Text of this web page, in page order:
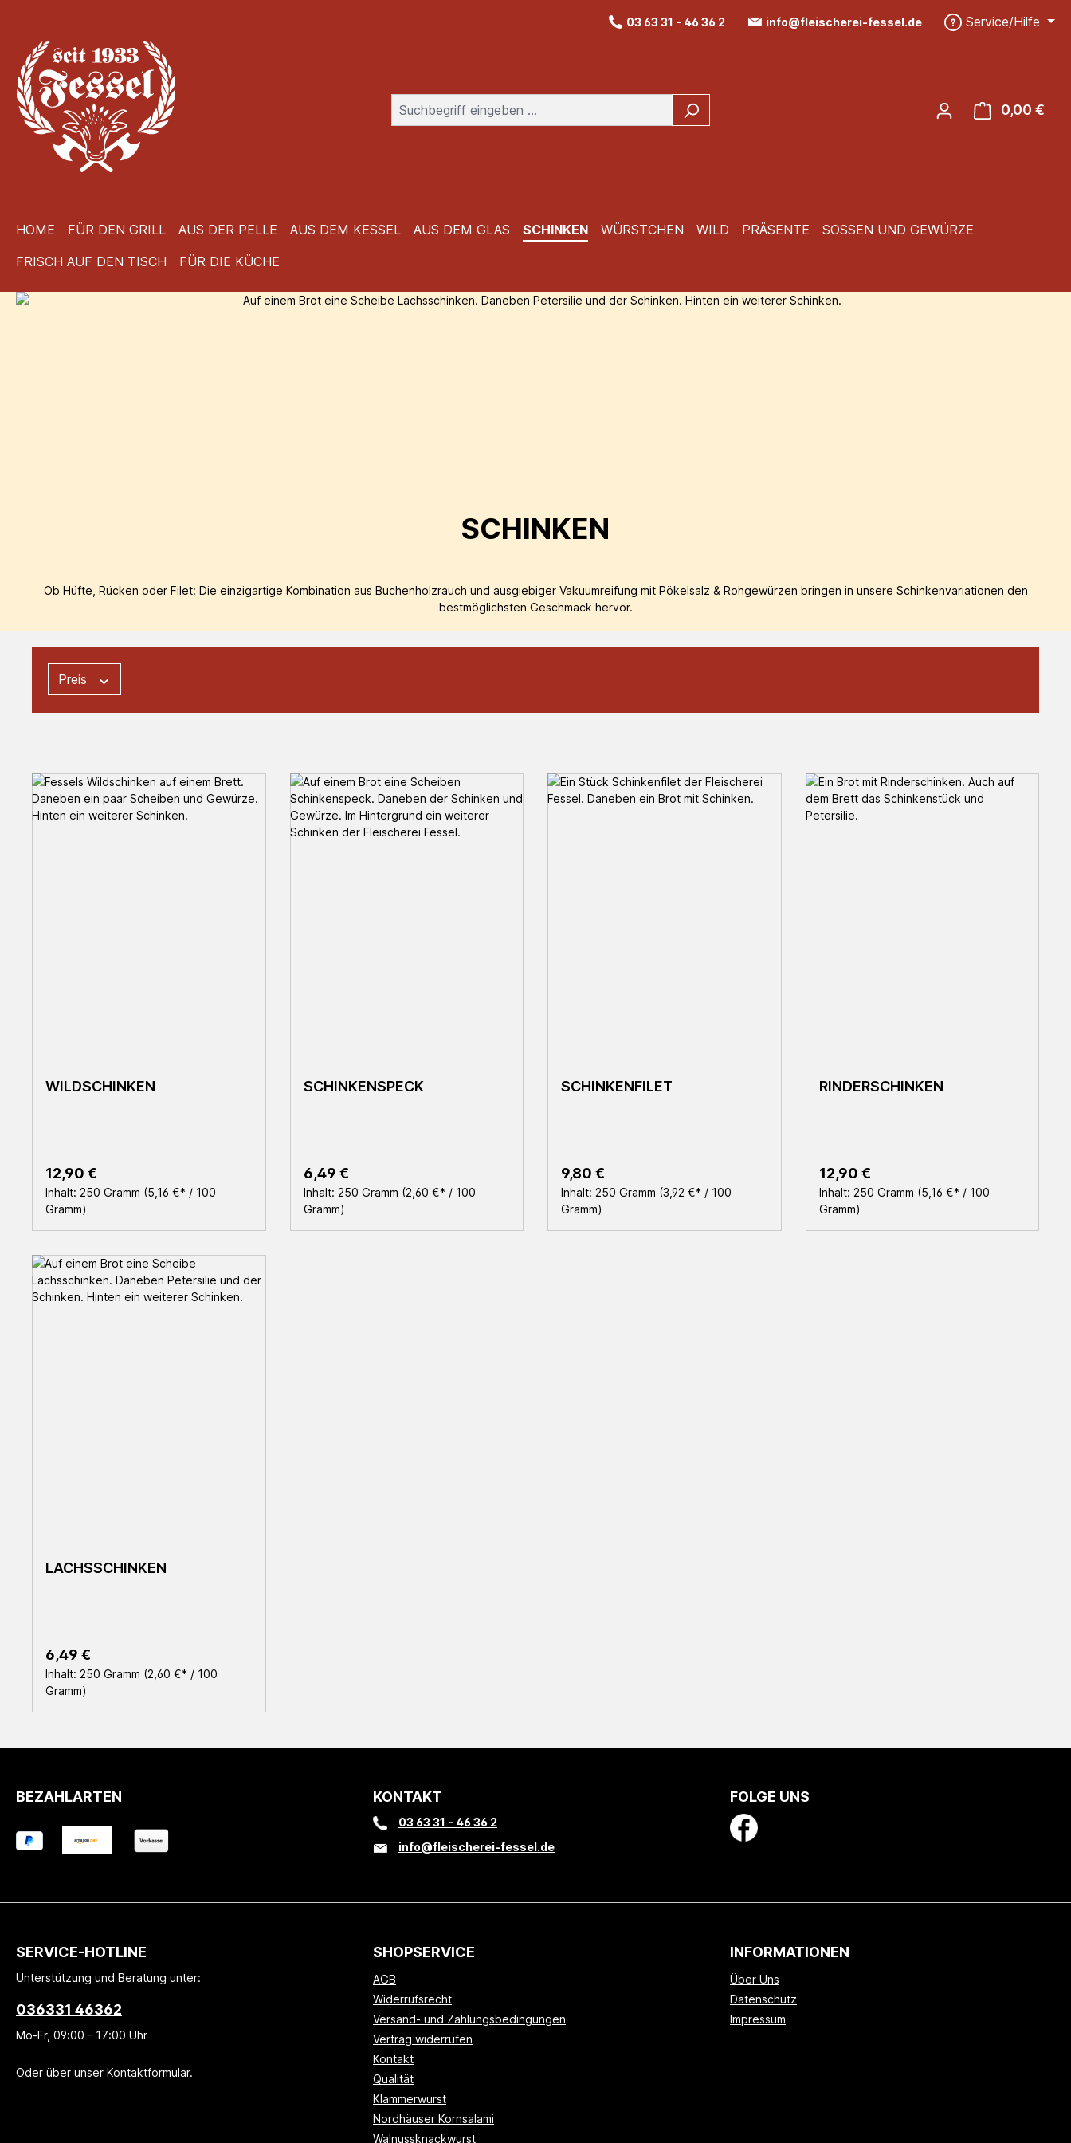
03 63 31 - 46 36 2 info@fleischerei-fessel.de Service/Hilfe
0,00 €
HOME FÜR DEN GRILL AUS DER PELLE AUS DEM KESSEL AUS DEM GLAS SCHINKEN WÜRSTCHEN WILD PRÄSENTE
SOSSEN UND GEWÜRZE
FRISCH AUF DEN TISCH
FÜR DIE KÜCHE
SCHINKEN
Ob Hüfte, Rücken oder Filet: Die einzigartige Kombination aus Buchenholzrauch und ausgiebiger Vakuumreifung mit Pökelsalz & Rohgewürzen bringen in unsere Schinkenvariationen den
bestmöglichsten Geschmack hervor.
Preis
WILDSCHINKEN
Regulärer Preis:
12,90 €
Inhalt: 250 Gramm (5,16 €* / 100
Gramm)
SCHINKENSPECK
Regulärer Preis:
6,49 €
Inhalt: 250 Gramm (2,60 €* / 100
Gramm)
SCHINKENFILET
Regulärer Preis:
9,80 €
Inhalt: 250 Gramm (3,92 €* / 100
Gramm)
RINDERSCHINKEN
Regulärer Preis:
12,90 €
Inhalt: 250 Gramm (5,16 €* / 100
Gramm)
LACHSSCHINKEN
Regulärer Preis:
6,49 €
Inhalt: 250 Gramm (2,60 €* / 100
Gramm)
BEZAHLARTEN KONTAKT
03 63 31 - 46 36 2
info@fleischerei-fessel.de
FOLGE UNS
SERVICE-HOTLINE
Unterstützung und Beratung unter:
036331 46362
Mo-Fr, 09:00 - 17:00 Uhr
Oder über unser Kontaktformular.
SHOPSERVICE
AGB
Widerrufsrecht
Versand- und Zahlungsbedingungen
Vertrag widerrufen
Kontakt
Qualität
Klammerwurst
Nordhäuser Kornsalami
Walnussknackwurst
INFORMATIONEN
Über Uns
Datenschutz
Impressum